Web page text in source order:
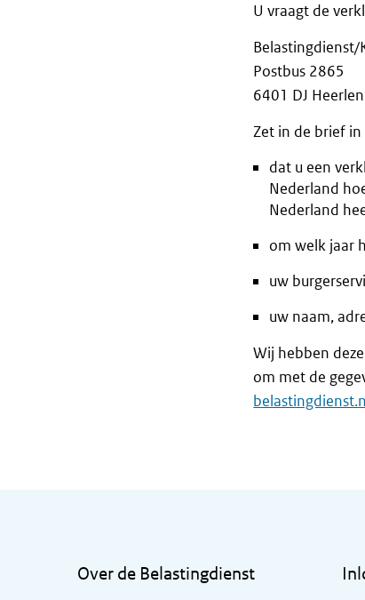
U vraagt de
Postbus 2865
6401 DJ Heerlen
Zet in de brief in
dat u een
Nederland
Nederland
om welk jaar
uw
uw naam,
Wij hebben
om met de
Over de Belastingdienst